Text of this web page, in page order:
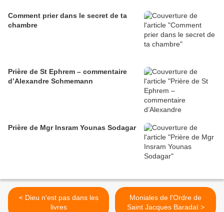
Comment prier dans le secret de ta
chambre
Prière de St Ephrem – commentaire
d’Alexandre Schmemann
Prière de Mgr Insram Younas Sodagar
< Dieu n'est pas dans les
livres
Moniales de l'Ordre de
Saint Jacques Baradaï >